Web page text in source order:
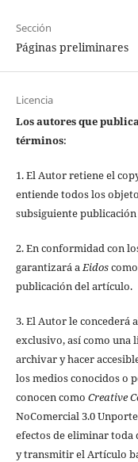
Sección
Páginas preliminares
Licencia
Los autores que
términos:
1. El Autor retiene el
entiende todos los
subsiguiente
2. En conformidad con
garantizará aEidos
publicación del artículo.
3. El Autor le concederá
exclusivo, así como una
archivar y hacer
los medios conocidos o
conocen como Creative
NoComercial 3.0
efectos de eliminar
y transmitir el Artículo